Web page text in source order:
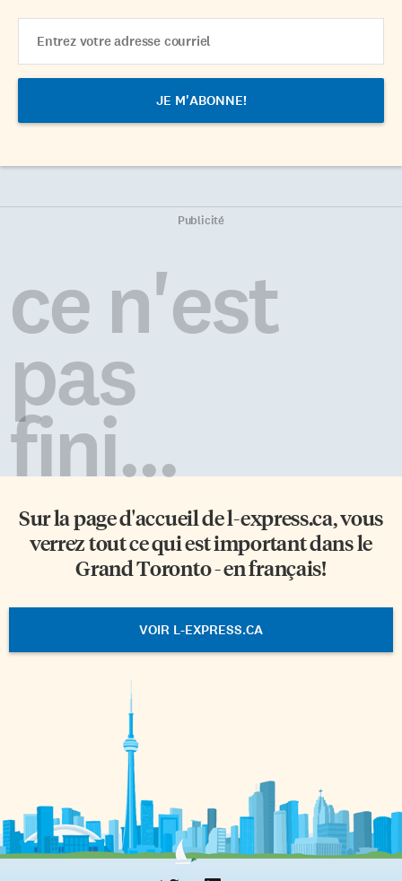
Address
Publicité
ce n'est
pas
fini...
Sur la page d'accueil del-express.ca, vous
verrez tout ce qui est important dans le
Grand Toronto - en français!
VOIR L-EXPRESS.CA